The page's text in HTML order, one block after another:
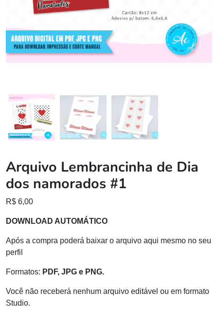
Arquivo Lembrancinha de Dia
dos namorados #1
R$ 6,00
DOWNLOAD AUTOMÁTICO
Após a compra poderá baixar o arquivo aqui mesmo no seu
perfil
Formatos: PDF, JPG e PNG.
Você não receberá nenhum arquivo editável ou em formato
Studio.